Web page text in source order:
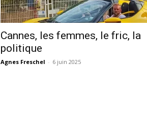
Cannes, les femmes, le fric, la
politique
Agnes Freschel - 6 juin 2025